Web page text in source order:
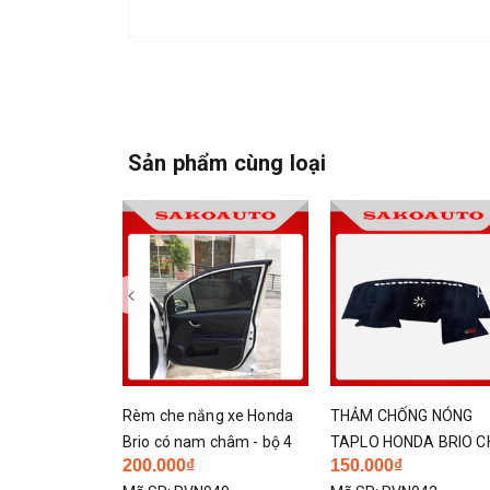
Sản phẩm cùng loại
THẢM CHỐNG NÓNG
TAPLO HONDA BRIO CHẤT
LIỆU NHUNG 3 LỚP
150.000₫
-
Lót cốp BRIO 2018 -
hàng đẹp không thấm
nước
238.000₫